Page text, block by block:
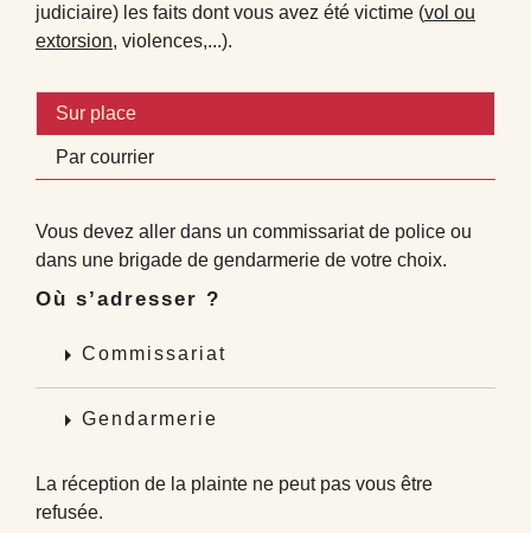
judiciaire) les faits dont vous avez été victime (vol ou
extorsion, violences,...).
Sur place
Par courrier
Vous devez aller dans un commissariat de police ou
dans une brigade de gendarmerie de votre choix.
Où s’adresser ?
arrow_right Commissariat
arrow_right Gendarmerie
La réception de la plainte ne peut pas vous être
refusée.